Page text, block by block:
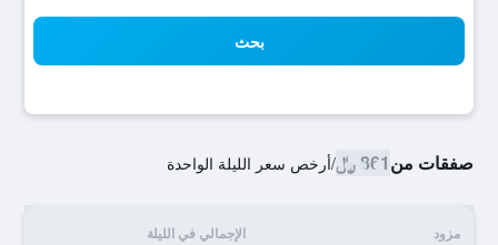
بحث
صفقات من861 ﷼ /أرخص سعر الليلة الواحدة
مزود الإجمالي في الليلة